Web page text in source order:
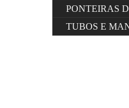
PONTEIRAS
TUBOS E